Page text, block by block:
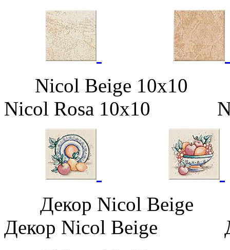
Nicol Beige
Nicol Rosa 10х10
Декор Nicol
Декор Nicol Beige